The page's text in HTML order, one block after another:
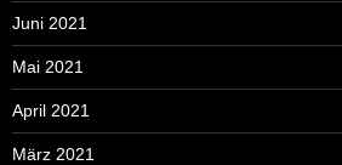
Juni 2021
Mai 2021
April 2021
März 2021